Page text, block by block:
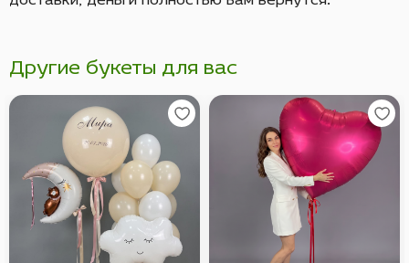
Другие букеты для вас